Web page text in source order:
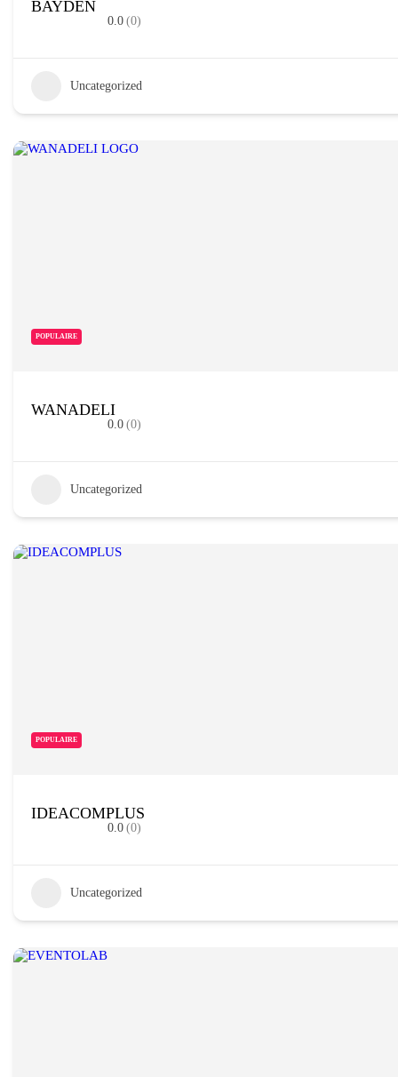
BAYDEN
0.0 (0)
Uncategorized
POPULAIRE
WANADELI
0.0 (0)
Uncategorized
POPULAIRE
IDEACOMPLUS
0.0 (0)
Uncategorized